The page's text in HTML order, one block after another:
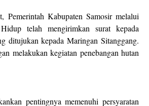
Pemerintah Kabupaten Samosir melalui
telah mengirimkan surat kepada
ditujukan kepada Maringan Sitanggang.
melakukan kegiatan penebangan hutan
pentingnya memenuhi persyaratan